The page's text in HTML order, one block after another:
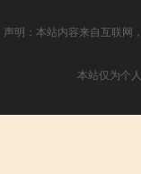
声明：本站内容来自互联网
本站仅为个